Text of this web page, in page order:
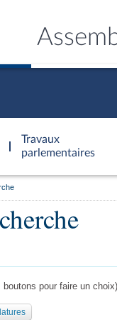
Travaux
parlementaires
boutons pour faire un choix)